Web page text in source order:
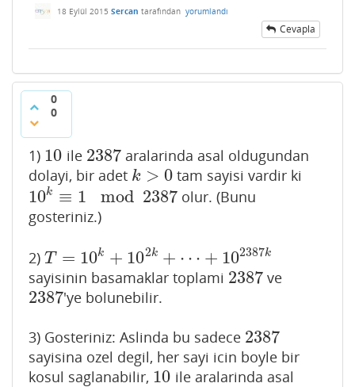
18 Eylül 2015 Sercan tarafından yorumlandı
Cevapla
0
0
1) 10
10 ile 2387
2387 aralarinda asal oldugundan
dolayi, bir adet k > 0
k> 0 tam sayisi vardir ki
10k ≡ 1 mod 2387
10k≡1mod 2387
olur. (Bunu
gosteriniz.)
2) T = 10k + 102k + ⋯ + 102387k
T= 10 k+10 2k +⋯+102387 k
sayisinin basamaklar toplami 2387
2387 ve
2387
2387 'ye bolunebilir.
3) Gosteriniz: Aslinda bu sadece 2387
2387
sayisina ozel degil, her sayi icin boyle bir
kosul saglanabilir, 10
10 ile aralarinda asal